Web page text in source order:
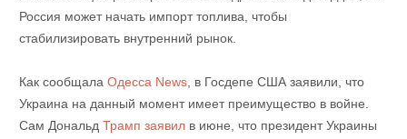
Россия может начать импорт топлива, чтобы
стабилизировать внутренний рынок.
Как сообщала Одесса News, в Госдепе США заявили, что
Украина на данный момент имеет преимущество в войне.
Сам Дональд Трамп заявилв июне, что президент Украины